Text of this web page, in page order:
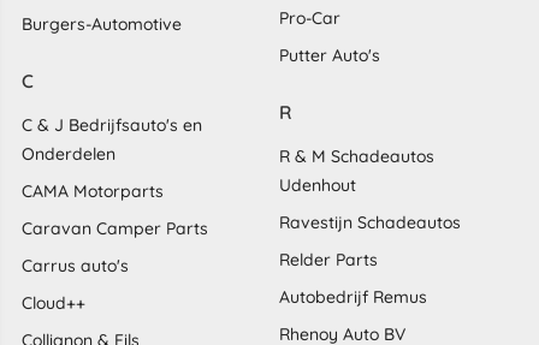
Burgers-Automotive
C
C & J Bedrijfsauto's en
Onderdelen
CAMA Motorparts
Caravan Camper Parts
Carrus auto's
Cloud++
Collignon & Fils
Pro-Car
Putter Auto's
R
R & M Schadeautos
Udenhout
Ravestijn Schadeautos
Relder Parts
Autobedrijf Remus
Rhenoy Auto BV